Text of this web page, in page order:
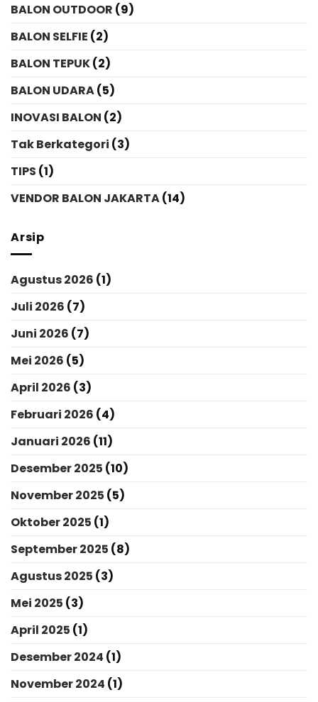
BALON OUTDOOR (9)
BALON SELFIE (2)
BALON TEPUK(2)
BALON UDARA(5)
INOVASI BALON (2)
Tak Berkategori (3)
TIPS (1)
VENDOR BALON JAKARTA(14)
Arsip
Agustus 2026 (1)
Juli 2026 (7)
Juni 2026 (7)
Mei 2026 (5)
April 2026 (3)
Februari 2026 (4)
Januari 2026 (11)
Desember 2025 (10)
November 2025 (5)
Oktober 2025 (1)
September 2025 (8)
Agustus 2025 (3)
Mei 2025 (3)
April 2025 (1)
Desember 2024 (1)
November 2024 (1)